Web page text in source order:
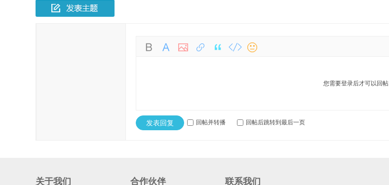
您需要登录后才可以回帖
发表回复 回帖并转播 回帖后跳转到最后一页
关于我们 合作伙伴 联系我们